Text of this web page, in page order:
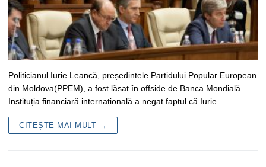
Politicianul Iurie Leancă, președintele Partidului Popular European
din Moldova(PPEM), a fost lăsat în offside de Banca Mondială.
Instituția financiară internațională a negat faptul că Iurie…
CITEȘTE MAI MULT →